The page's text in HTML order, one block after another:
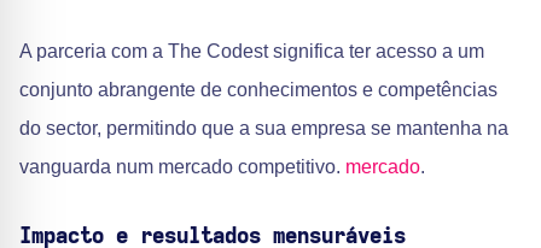
A parceria com a The Codest significa ter acesso a um
conjunto abrangente de conhecimentos e competências
do sector, permitindo que a sua empresa se mantenha na
vanguarda num mercado competitivo. mercado.
Impacto e resultados mensuráveis